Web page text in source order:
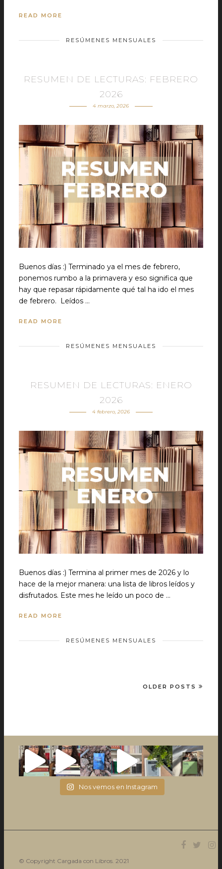
READ MORE
RESÚMENES MENSUALES
RESUMEN DE LECTURAS: FEBRERO
2026
4 marzo, 2026
Buenos días :) Terminado ya el mes de febrero,
ponemos rumbo a la primavera y eso significa que
hay que repasar rápidamente qué tal ha ido el mes
de febrero. Leídos …
READ MORE
RESÚMENES MENSUALES
RESUMEN DE LECTURAS: ENERO
2026
4 febrero, 2026
Buenos días :) Termina al primer mes de 2026 y lo
hace de la mejor manera: una lista de libros leídos y
disfrutados. Este mes he leído un poco de …
READ MORE
RESÚMENES MENSUALES
OLDER POSTS
Nos vemos en Instagram
© Copyright Cargada con Libros. 2021